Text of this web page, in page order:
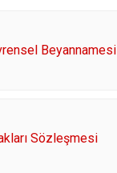
Beyannamesi
Sözleşmesi